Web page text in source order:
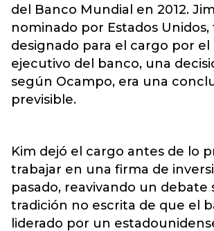
del Banco Mundial en 2012.
nominado por Estados Unidos,
designado para el cargo por el
ejecutivo del banco, una
según Ocampo, era una
previsible.
Kim dejó el cargo antes de lo
trabajar en una firma de
pasado, reavivando un debate
tradición no escrita de que el
liderado por un